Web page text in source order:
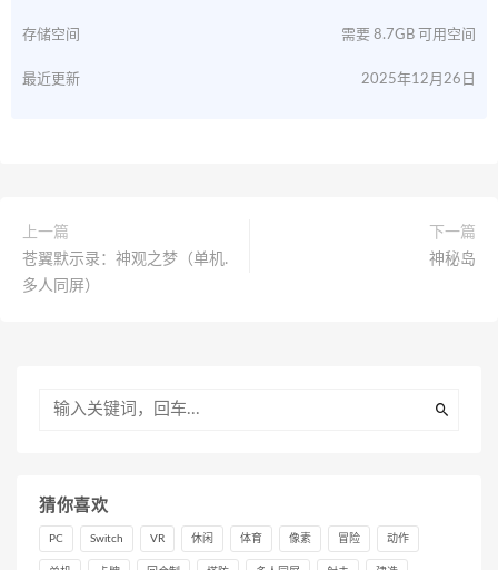
存储空间 需要 8.7GB 可用空间
最近更新 2025年12月26日
上一篇
苍翼默示录：神观之梦（单机.
多人同屏）
下一篇
神秘岛
猜你喜欢
PC Switch VR 休闲 体育 像素 冒险 动作